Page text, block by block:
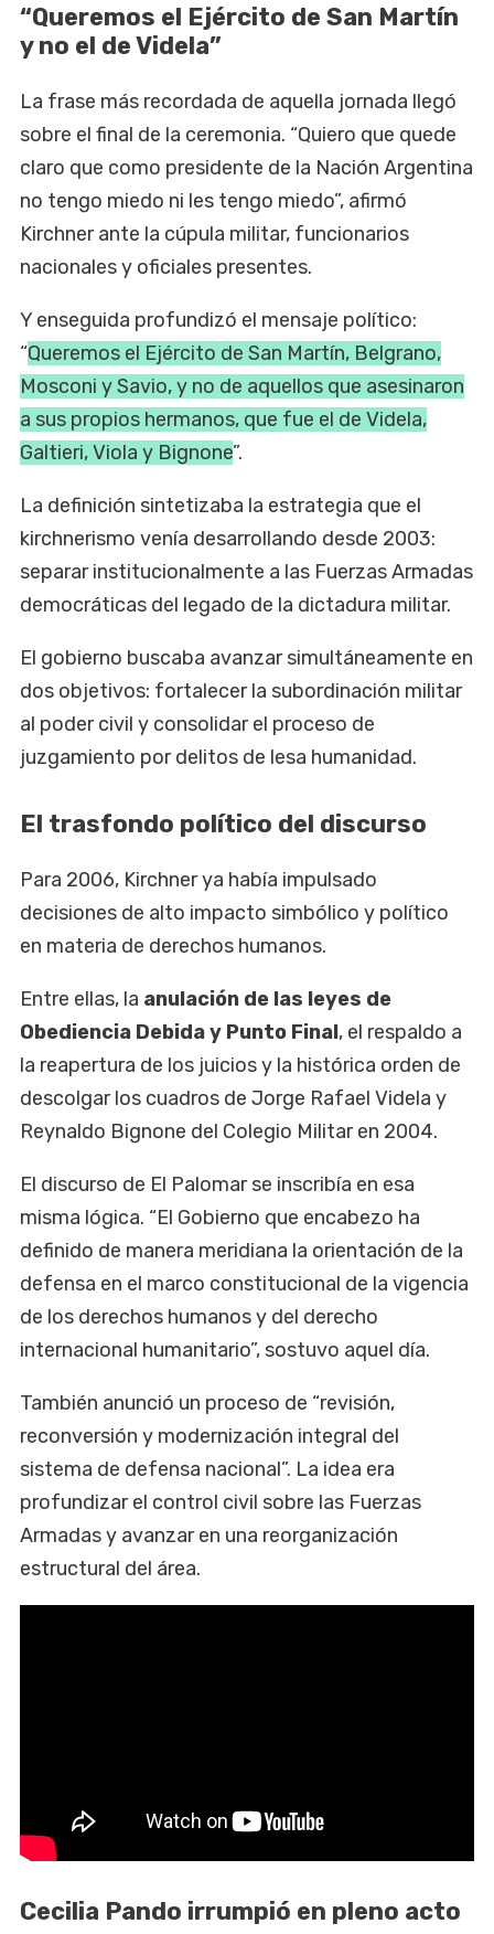
“Queremos el Ejército de San Martín
y no el de Videla”
La frase más recordada de aquella jornada llegó
sobre el final de la ceremonia. “Quiero que quede
claro que como presidente de la Nación Argentina
no tengo miedo ni les tengo miedo”, afirmó
Kirchner ante la cúpula militar, funcionarios
nacionales y oficiales presentes.
Y enseguida profundizó el mensaje político:
“Queremos el Ejército de San Martín, Belgrano,
Mosconi y Savio, y no de aquellos que asesinaron
a sus propios hermanos, que fue el de Videla,
Galtieri, Viola y Bignone”.
La definición sintetizaba la estrategia que el
kirchnerismo venía desarrollando desde 2003:
separar institucionalmente a las Fuerzas Armadas
democráticas del legado de la dictadura militar.
El gobierno buscaba avanzar simultáneamente en
dos objetivos: fortalecer la subordinación militar
al poder civil y consolidar el proceso de
juzgamiento por delitos de lesa humanidad.
El trasfondo político del discurso
Para 2006, Kirchner ya había impulsado
decisiones de alto impacto simbólico y político
en materia de derechos humanos.
Entre ellas, la anulación de las leyes de
Obediencia Debida y Punto Final, el respaldo a
la reapertura de los juicios y la histórica orden de
descolgar los cuadros de Jorge Rafael Videla y
Reynaldo Bignone del Colegio Militar en 2004.
El discurso de El Palomar se inscribía en esa
misma lógica. “El Gobierno que encabezo ha
definido de manera meridiana la orientación de la
defensa en el marco constitucional de la vigencia
de los derechos humanos y del derecho
internacional humanitario”, sostuvo aquel día.
También anunció un proceso de “revisión,
reconversión y modernización integral del
sistema de defensa nacional”. La idea era
profundizar el control civil sobre las Fuerzas
Armadas y avanzar en una reorganización
estructural del área.
Cecilia Pando irrumpió en pleno acto